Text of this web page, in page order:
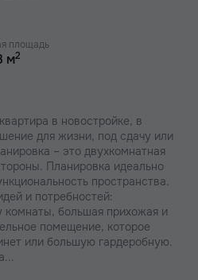
площадь
м2
в новостройке, в
для жизни, под сдачу или
– это двухкомнатная
Планировка идеально
пространства.
и потребностей:
комнаты, большая прихожая и
помещение, которое
или большую гардеробную.